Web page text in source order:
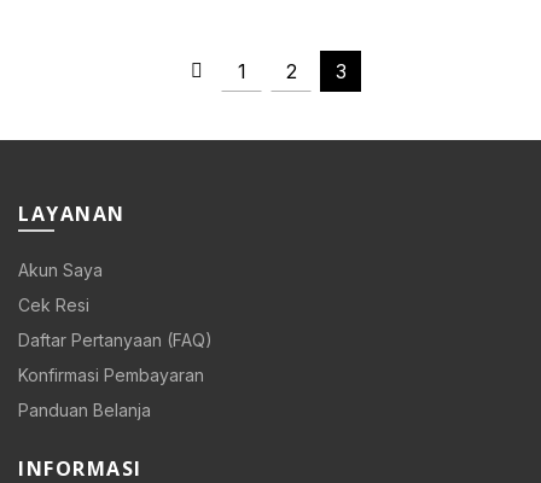
1 2 3
LAYANAN
Akun Saya
Cek Resi
Daftar Pertanyaan (FAQ)
Konfirmasi Pembayaran
Panduan Belanja
INFORMASI